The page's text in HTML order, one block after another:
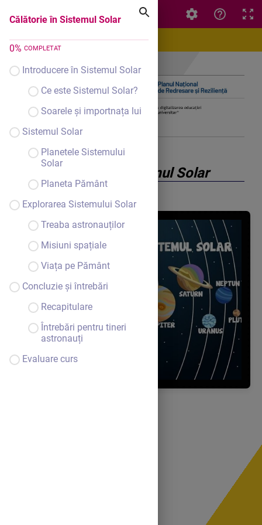
Călătorie în Sistemul Solar
0% COMPLETAT
Introducere în Sistemul Solar
Ce este Sistemul Solar?
Soarele și importnața lui
Sistemul Solar
Planetele Sistemului
Solar
Planeta Pământ
Explorarea Sistemului Solar
Treaba astronauților
Misiuni spațiale
Viața pe Pământ
Concluzie și întrebări
Recapitulare
Întrebări pentru tineri
astronauți
Evaluare curs
Călătorie în Sistemul Solar
Călătorie în Sistemul Solar